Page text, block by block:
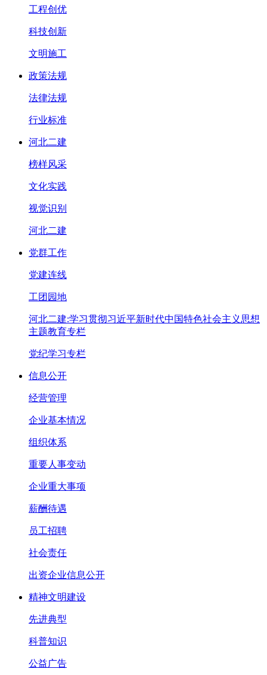
工程创优
科技创新
文明施工
政策法规
法律法规
行业标准
河北二建
榜样风采
文化实践
视觉识别
河北二建
党群工作
党建连线
工团园地
河北二建:学习贯彻习近平新时代中国特色社会主义思想
主题教育专栏
党纪学习专栏
信息公开
经营管理
企业基本情况
组织体系
重要人事变动
企业重大事项
薪酬待遇
员工招聘
社会责任
出资企业信息公开
精神文明建设
先进典型
科普知识
公益广告